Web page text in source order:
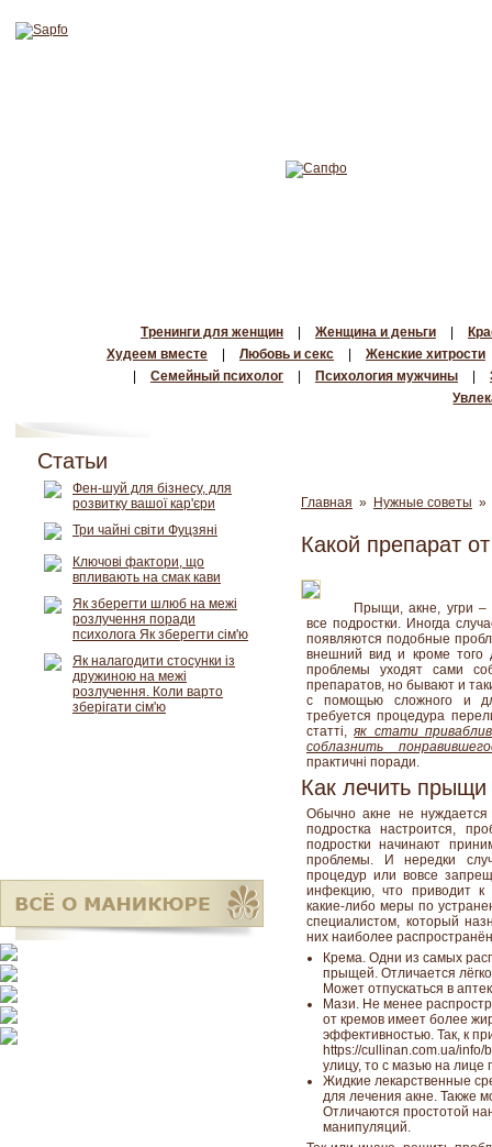
Тренинги для женщин Женщина и деньги
Худеем вместе
Любовь и секс
Женские хитрости
Семейный психолог Психология мужчины
Главная » Нужные советы »
Какой препарат
Прыщи, акне, угри –
все подростки. Иногда
появляются подобные
внешний вид и кроме того
проблемы уходят сами
препаратов, но бывают и
с помощью сложного и
требуется процедура
статті,як стати
соблазнить
практичні поради.
Как лечить прыщи
Обычно акне не
подростка настроится,
подростки начинают
проблемы. И нередки
процедур или вовсе
инфекцию, что приводит
какие-либо меры по
специалистом, который
них наиболее
Крема. Одни из самых
прыщей. Отличается
Может отпускаться в
Мази. Не менее
от кремов имеет более
эффективностью. Так, к
https://cullinan.com.ua/
улицу, то с мазью на лице
Жидкие лекарственные
для лечения акне. Также
Отличаются простотой
манипуляций.
Статьи
Фен-шуй для бізнесу, для
розвитку вашої кар'єри
Три чайні світи Фуцзяні
Ключові фактори, що
впливають на смак кави
Як зберегти шлюб на межі
розлучення поради
психолога Як зберегти сім'ю
Як налагодити стосунки із
дружиною на межі
розлучення. Коли варто
зберігати сім'ю